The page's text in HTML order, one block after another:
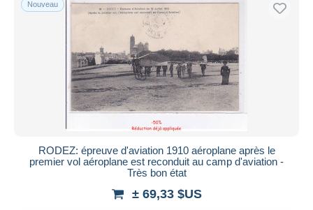
Uniquement en réduction
Méthodes de paiement
PayPal
Virement bancaire
Visa
Mastercard
Bancontact
iDeal
Nouveau
RODEZ: épreuve d'aviation 1910 aéroplane après le
premier vol aéroplane est reconduit au camp d'aviation -
Très bon état
± 69,33 $US